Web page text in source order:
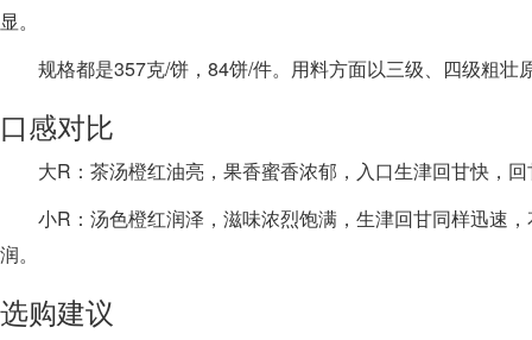
显。
规格都是357克/饼，84饼/件。用料方面以三级、四级粗壮
口感对比
大R：茶汤橙红油亮，果香蜜香浓郁，入口生津回甘快，
小R：汤色橙红润泽，滋味浓烈饱满，生津回甘同样迅速
润。
选购建议